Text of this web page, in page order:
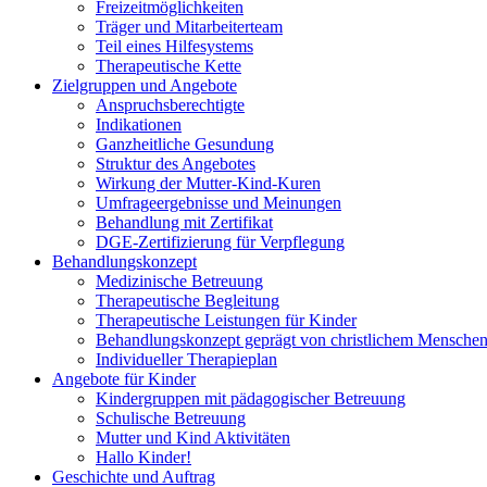
Freizeitmöglichkeiten
Träger und Mitarbeiterteam
Teil eines Hilfesystems
Therapeutische Kette
Zielgruppen und Angebote
Anspruchsberechtigte
Indikationen
Ganzheitliche Gesundung
Struktur des Angebotes
Wirkung der Mutter-Kind-Kuren
Umfrageergebnisse und Meinungen
Behandlung mit Zertifikat
DGE-Zertifizierung für Verpflegung
Behandlungskonzept
Medizinische Betreuung
Therapeutische Begleitung
Therapeutische Leistungen für Kinder
Behandlungskonzept geprägt von christlichem
Individueller Therapieplan
Angebote für Kinder
Kindergruppen mit pädagogischer Betreuung
Schulische Betreuung
Mutter und Kind Aktivitäten
Hallo Kinder!
Geschichte und Auftrag